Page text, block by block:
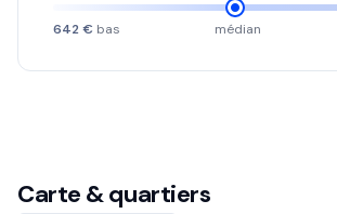
642 € bas médian
Carte & quartiers